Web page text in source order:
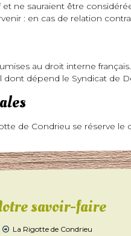
et ne sauraient être
: en cas de relation
au droit interne
dépend le Syndicat de
de Condrieu se réserve
savoir-faire
La Rigotte de Condrieu